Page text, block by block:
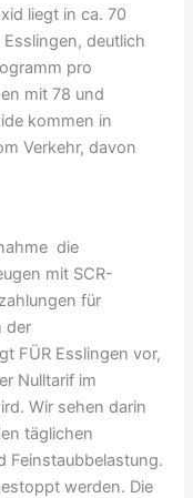
liegt in ca. 70
deutlich
pro
mit 78 und
kommen in
Verkehr, davon
die
mit SCR-
für
der
FÜR Esslingen vor,
Nulltarif im
Wir sehen darin
täglichen
Feinstaubbelastung.
werden. Die